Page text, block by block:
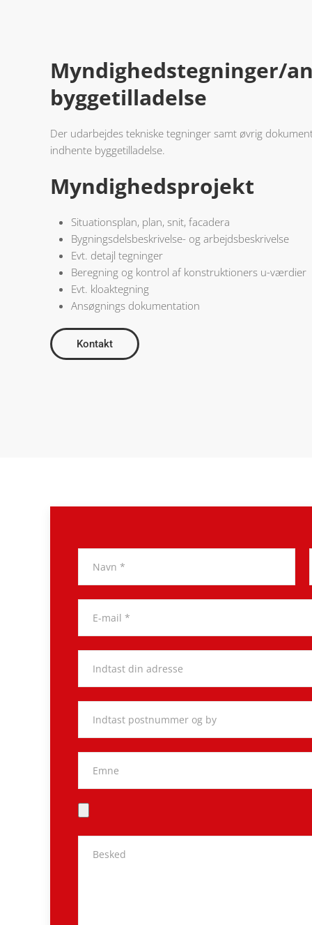
Myndigheds­tegninger/­
byggetilladelse
Der udarbejdes tekniske tegninger samt øvrig
indhente byggetilladelse.
Myndighedsprojekt
Situationsplan, plan, snit, facadera
Bygningsdelsbeskrivelse- og arbejdsbeskrivelse
Evt. detajl tegninger
Beregning og kontrol af konstruktioners u-værdier
Evt. kloaktegning
Ansøgnings dokumentation
Kontakt